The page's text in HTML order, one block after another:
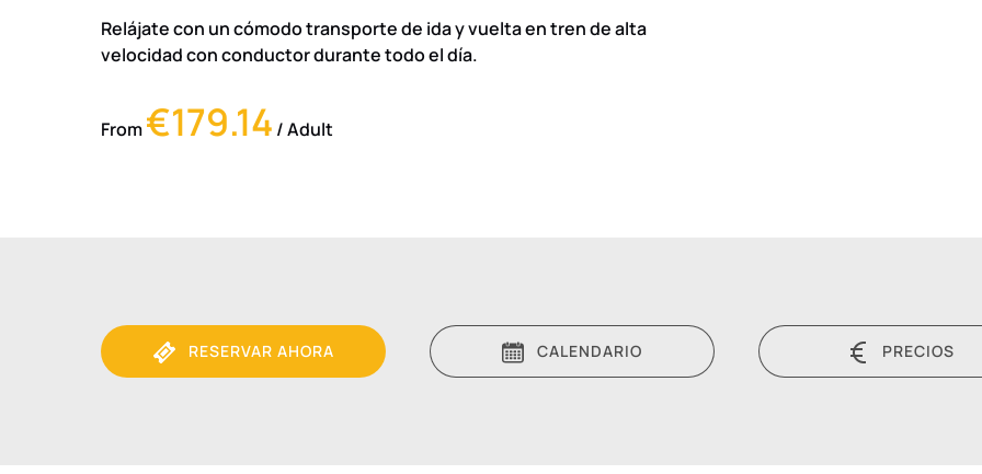
Relájate con un cómodo transporte de ida y vuelta en tren de alta
velocidad con conductor durante todo el día.
From€179.14 / Adult
RESERVAR AHORA CALENDARIO PRECIOS